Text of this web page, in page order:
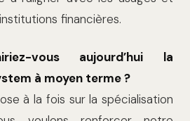
financières.
vous aujourd’hui la
à moyen terme ?
à la fois sur la spécialisation